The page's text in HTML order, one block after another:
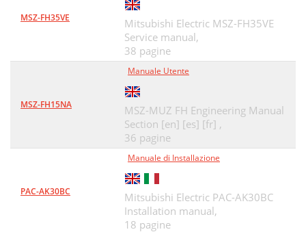
MSZ-FH35VE
Mitsubishi Electric MSZ-FH35VE
Service manual,
38 pagine
MSZ-FH15NA
Manuale Utente
MSZ-MUZ FH Engineering Manual
Section [en] [es] [fr] ,
36 pagine
PAC-AK30BC
Manuale di Installazione
Mitsubishi Electric PAC-AK30BC
Installation manual,
18 pagine